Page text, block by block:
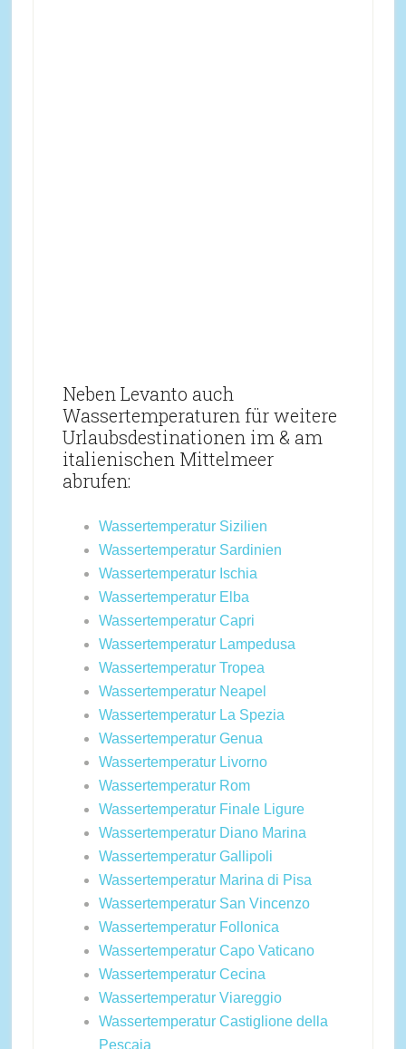
Neben Levanto auch
Wassertemperaturen für weitere
Urlaubsdestinationen im & am
italienischen Mittelmeer
abrufen:
Wassertemperatur Sizilien
Wassertemperatur Sardinien
Wassertemperatur Ischia
Wassertemperatur Elba
Wassertemperatur Capri
Wassertemperatur Lampedusa
Wassertemperatur Tropea
Wassertemperatur Neapel
Wassertemperatur La Spezia
Wassertemperatur Genua
Wassertemperatur Livorno
Wassertemperatur Rom
Wassertemperatur Finale Ligure
Wassertemperatur Diano Marina
Wassertemperatur Gallipoli
Wassertemperatur Marina di Pisa
Wassertemperatur San Vincenzo
Wassertemperatur Follonica
Wassertemperatur Capo Vaticano
Wassertemperatur Cecina
Wassertemperatur Viareggio
Wassertemperatur Castiglione della
Pescaia